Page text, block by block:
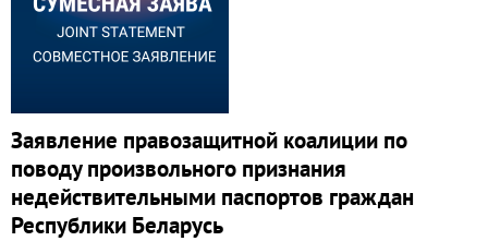
Заявление правозащитной коалиции по
поводу произвольного признания
недействительными паспортов граждан
Республики Беларусь